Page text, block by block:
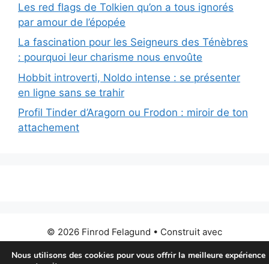
Les red flags de Tolkien qu’on a tous ignorés
par amour de l’épopée
La fascination pour les Seigneurs des Ténèbres
: pourquoi leur charisme nous envoûte
Hobbit introverti, Noldo intense : se présenter
en ligne sans se trahir
Profil Tinder d’Aragorn ou Frodon : miroir de ton
attachement
© 2026 Finrod Felagund • Construit avec
Nous utilisons des cookies pour vous offrir la meilleure expérience